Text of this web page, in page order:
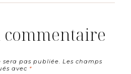
sera pas publiée. Les champs
avec *